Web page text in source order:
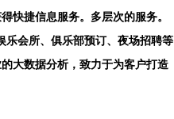
快捷信息服务。多层次的服务。
会所、俱乐部预订、夜场招聘等
大数据分析，致力于为客户打造